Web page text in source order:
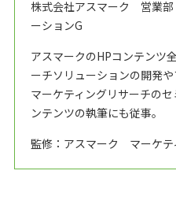
株式会社アスマーク 営業
ーションG
アスマークのHPコンテンツ
ーチソリューションの開発や
マーケティングリサーチの
ンテンツの執筆にも従事。
監修：アスマーク マーケテ